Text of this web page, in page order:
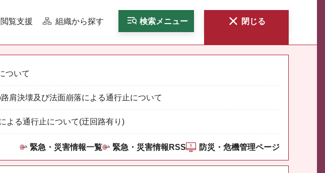
閲覧支援 組織から探す 検索メニュー 閉じる
ついて
肩決壊及び法面崩落による通行止について
よる通行止について(迂回路有り)
緊急・災害情報一覧 緊急・災害情報RSS 防災・危機管理ページ